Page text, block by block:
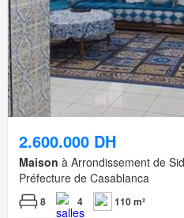
2.600.000 DH
Maison à Arrondissement de
Préfecture de Casablanca
8 4 110 m²